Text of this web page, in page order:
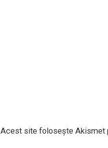
Acest site folosește Akismet